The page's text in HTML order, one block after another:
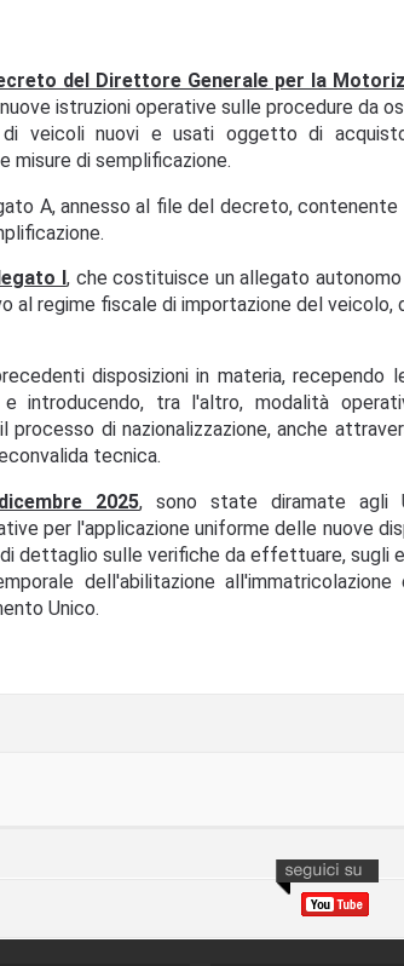
del Direttore Generale per la
istruzioni operative sulle procedure da
di veicoli nuovi e usati oggetto di
misure di semplificazione.
A, annesso al file del decreto, contenente
I, che costituisce un allegato
al regime fiscale di importazione del veicolo,
disposizioni in materia, recependo
introducendo, tra l'altro, modalità
processo di nazionalizzazione, anche
tecnica.
2025, sono state diramate agli
per l'applicazione uniforme delle nuove
dettaglio sulle verifiche da effettuare,
dell'abilitazione all'immatricolazione
Unico.